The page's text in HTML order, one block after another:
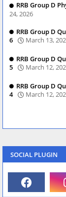
RRB Group D
24, 2026
RRB Group D
6
March 13,
RRB Group D
5
March 12,
RRB Group D
4
March 12,
SOCIAL PLUGIN